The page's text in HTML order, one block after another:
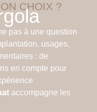
CHOIX ?
pas à une question
usages,
: de
en compte pour
accompagne les